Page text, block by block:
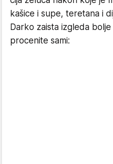
kašice i supe, teretana i
Darko zaista izgleda
procenite sami: